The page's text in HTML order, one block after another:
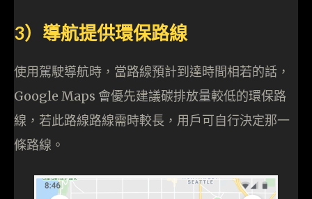
3）導航提供環保路線
使用駕駛導航時，當路線預計到達時間相若的話，
Google Maps 會優先建議碳排放量較低的環保路
線，若此路線路線需時較長，用戶可自行決定那一
條路線。